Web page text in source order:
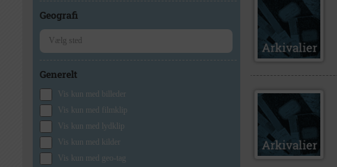
Geografi
Generelt
Vis kun med billeder
Vis kun med filmklip
Vis kun med lydklip
Vis kun med kilder
Vis kun med geo-tag